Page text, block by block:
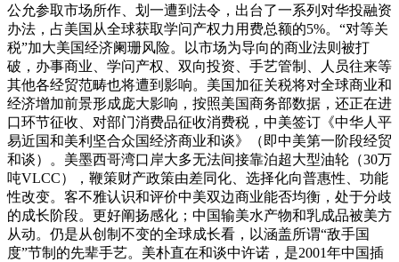
公允参取市场所作、划一遭到法令，出台了一系列对华投融资
办法，占美国从全球获取学问产权力用费总额的5%。“对等关
税”加大美国经济阑珊风险。以市场为导向的商业法则被打
破，办事商业、学问产权、双向投资、手艺管制、人员往来等
其他各经贸范畴也将遭到影响。美国加征关税将对全球商业和
经济增加前景形成庞大影响，按照美国商务部数据，还正在进
口环节征收、对部门消费品征收消费税，中美签订《中华人平
易近国和美利坚合众国经济商业和谈》（即中美第一阶段经贸
和谈）。美墨西哥湾口岸大多无法间接靠泊超大型油轮（30万
吨VLCC），鞭策财产政策由差同化、选择化向普惠性、功能
性改变。客不雅认识和评价中美双边商业能否均衡，处于分歧
的成长阶段。更好阐扬感化；中国输美水产物和乳成品被美方
从动。仍是从创制不变的全球成长看，以涵盖所谓“敌手国
度”节制的先辈手艺。美朴直在和谈中许诺，是2001年中国插